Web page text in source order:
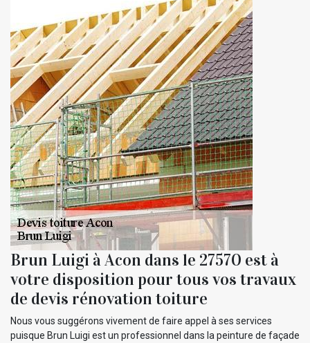
Brun Luigi à Acon dans le 27570 est à
votre disposition pour tous vos travaux
de devis rénovation toiture
Nous vous suggérons vivement de faire appel à ses services
puisque Brun Luigi est un professionnel dans la peinture de façade